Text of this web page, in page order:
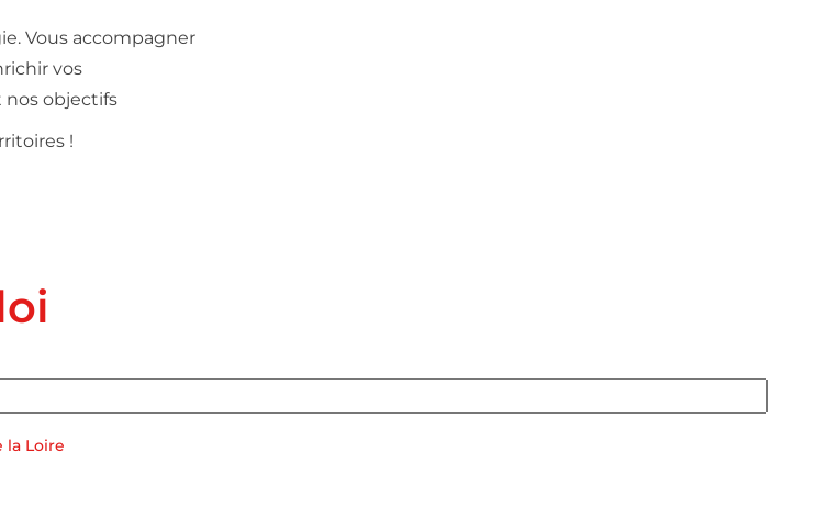
Vous accompagner
vos
nos objectifs
!
la Loire